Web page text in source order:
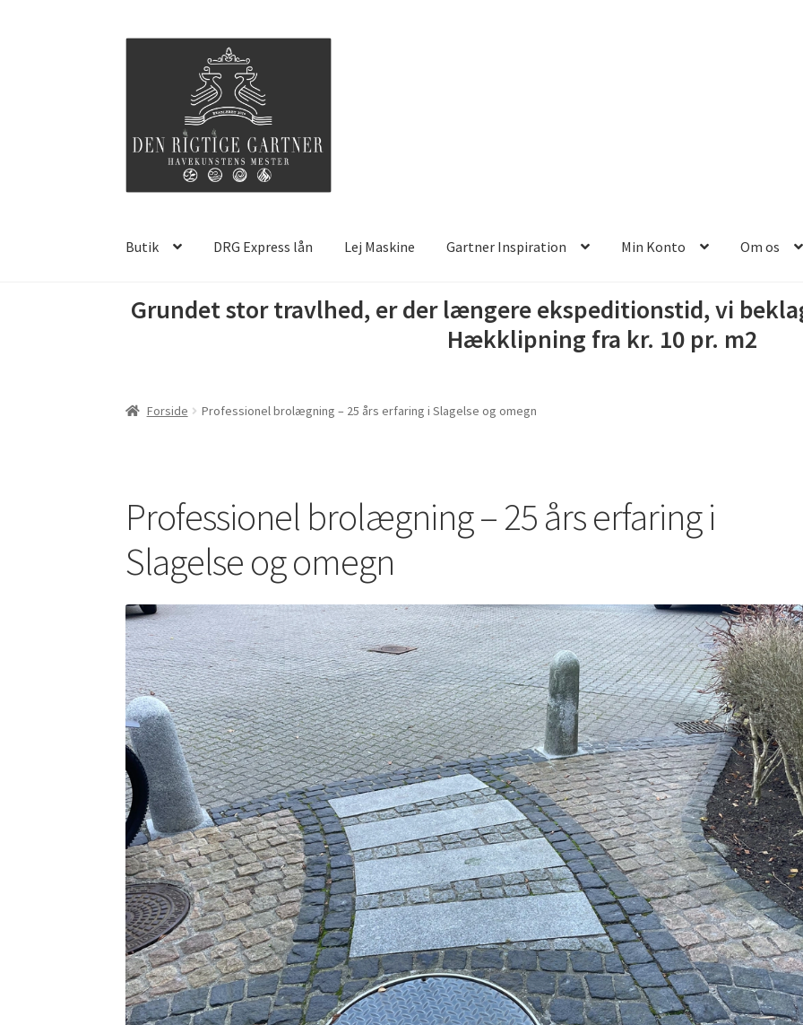
navigation
Butik DRG Express lån Lej Maskine Gartner Inspiration Min Konto Om os
Grundet stor travlhed, er der længere ekspeditionstid, vi
Hækklipning fra kr. 10 pr. m2
Forside Professionel brolægning – 25 års erfaring i Slagelse og omegn
Professionel brolægning – 25 års erfaring i
Slagelse og omegn